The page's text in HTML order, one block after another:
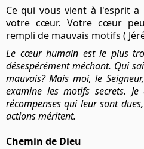
Ce qui vous vient à l'esprit
votre cœur. Votre cœur
rempli de mauvais motifs (
Le cœur humain est le plus
désespérément méchant. Qui
mauvais? Mais moi, le
examine les motifs secrets.
récompenses qui leur sont
actions méritent.
Chemin de Dieu